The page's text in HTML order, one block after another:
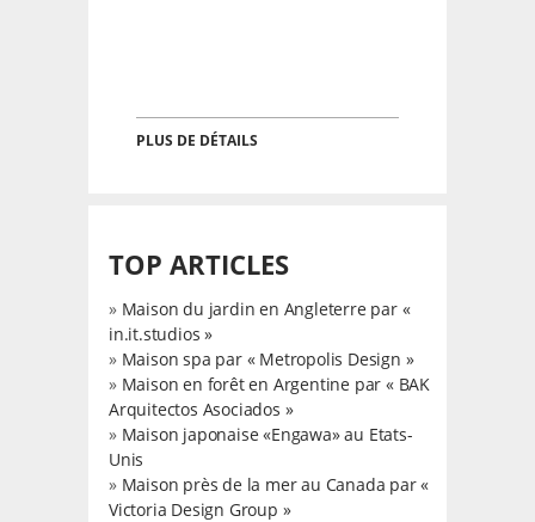
PLUS DE DÉTAILS
TOP ARTICLES
» Maison du jardin en Angleterre par «
in.it.studios »
» Maison spa par « Metropolis Design »
» Maison en forêt en Argentine par « BAK
Arquitectos Asociados »
» Maison japonaise «Engawa» au Etats-
Unis
» Maison près de la mer au Canada par «
Victoria Design Group »